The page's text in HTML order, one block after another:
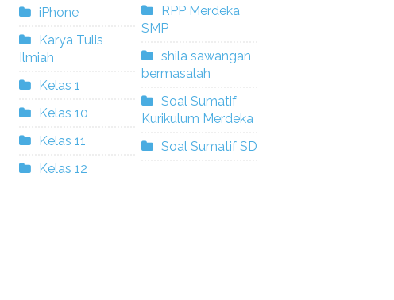
iPhone
Karya Tulis
Ilmiah
Kelas 1
Kelas 10
Kelas 11
Kelas 12
RPP Merdeka
SMP
shila sawangan
bermasalah
Soal Sumatif
Kurikulum Merdeka
Soal Sumatif SD